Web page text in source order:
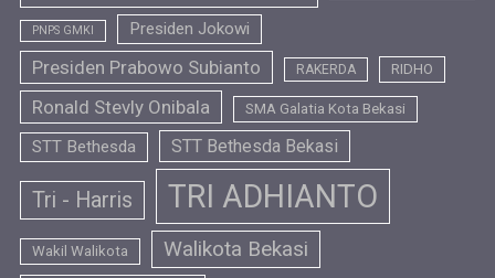
PNPS GMKI Presiden Jokowi
Presiden Prabowo Subianto RAKERDA RIDHO
Ronald Stevly Onibala SMA Galatia Kota Bekasi
STT Bethesda STT Bethesda Bekasi
Tri - Harris TRI ADHIANTO
Wakil Walikota Walikota Bekasi